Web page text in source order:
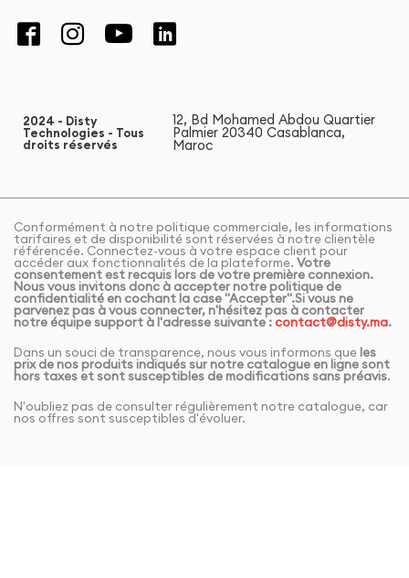
2024 - Disty
Technologies - Tous
droits réservés
12, Bd Mohamed Abdou Quartier
Palmier 20340 Casablanca,
Maroc
Conformément à notre politique commerciale, les informations
tarifaires et de disponibilité sont réservées à notre clientèle
référencée. Connectez-vous à votre espace client pour
accéder aux fonctionnalités de la plateforme. Votre
consentement est recquis lors de votre première connexion.
Nous vous invitons donc à accepter notre politique de
confidentialité en cochant la case "Accepter".Si vous ne
parvenez pas à vous connecter, n'hésitez pas à contacter
notre équipe support à l'adresse suivante :contact@disty.ma.
Dans un souci de transparence, nous vous informons que les
prix de nos produits indiqués sur notre catalogue en ligne sont
hors taxes et sont susceptibles de modifications sans préavis.
N'oubliez pas de consulter régulièrement notre catalogue, car
nos offres sont susceptibles d'évoluer.